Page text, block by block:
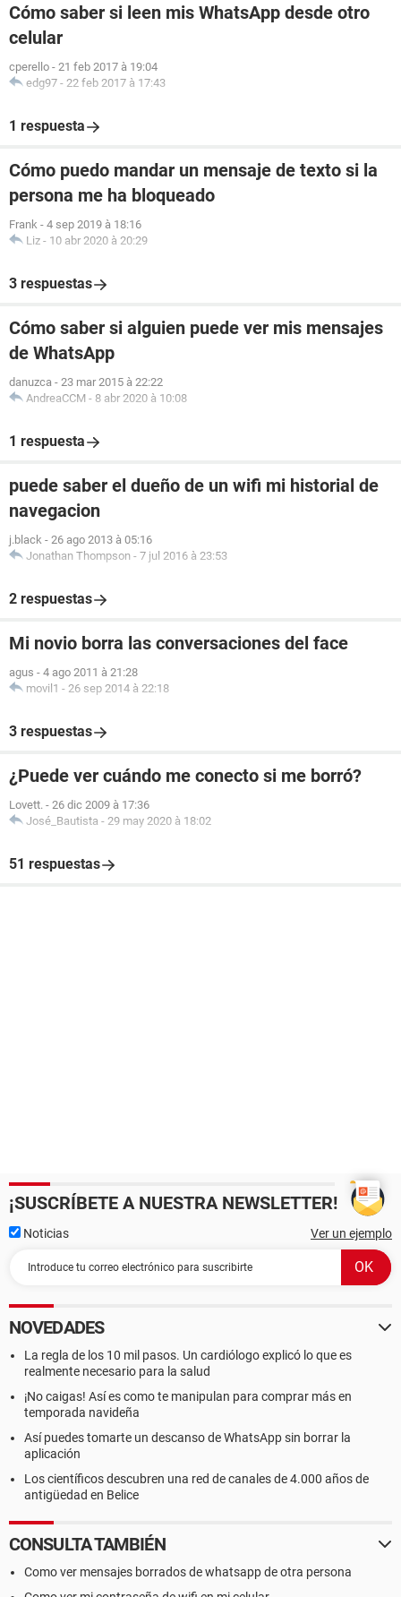
Cómo saber si leen mis WhatsApp desde otro
celular
cperello - 21 feb 2017 à 19:04
edg97 - 22 feb 2017 à 17:43
1 respuesta
Cómo puedo mandar un mensaje de texto si la
persona me ha bloqueado
Frank - 4 sep 2019 à 18:16
Liz - 10 abr 2020 à 20:29
3 respuestas
Cómo saber si alguien puede ver mis mensajes
de WhatsApp
danuzca - 23 mar 2015 à 22:22
AndreaCCM - 8 abr 2020 à 10:08
1 respuesta
puede saber el dueño de un wifi mi historial de
navegacion
j.black - 26 ago 2013 à 05:16
Jonathan Thompson - 7 jul 2016 à 23:53
2 respuestas
Mi novio borra las conversaciones del face
agus - 4 ago 2011 à 21:28
movil1 - 26 sep 2014 à 22:18
3 respuestas
¿Puede ver cuándo me conecto si me borró?
Lovett. - 26 dic 2009 à 17:36
José_Bautista - 29 may 2020 à 18:02
51 respuestas
¡SUSCRÍBETE A NUESTRA NEWSLETTER!
Noticias Ver un ejemplo
NOVEDADES
La regla de los 10 mil pasos. Un cardiólogo explicó lo que es
realmente necesario para la salud
¡No caigas! Así es como te manipulan para comprar más en
temporada navideña
Así puedes tomarte un descanso de WhatsApp sin borrar la
aplicación
Los científicos descubren una red de canales de 4.000 años de
antigüedad en Belice
CONSULTA TAMBIÉN
Como ver mensajes borrados de whatsapp de otra persona